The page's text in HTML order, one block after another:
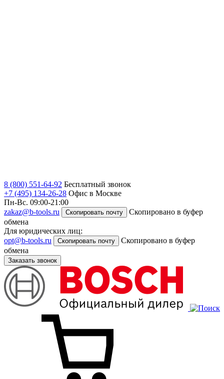
8 (800) 551-64-92 Бесплатный звонок
+7 (495) 134-26-28 Офис в Москве
Пн-Вс. 09:00-21:00
zakaz@b-tools.ru
Скопировать почту
Скопировано в буфер
обмена
Для юридических лиц:
opt@b-tools.ru
Скопировать почту
Скопировано в буфер
обмена
Заказать звонок